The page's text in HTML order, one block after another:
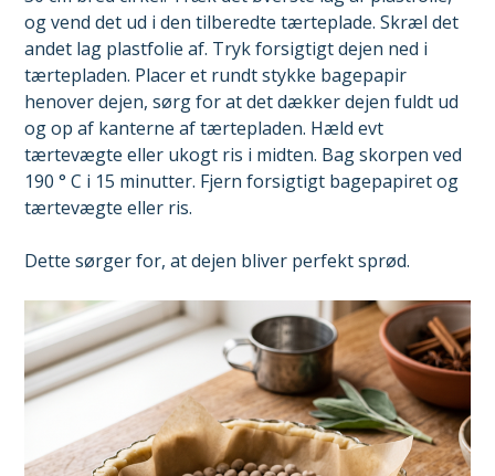
og vend det ud i den tilberedte tærteplade. Skræl det
andet lag plastfolie af. Tryk forsigtigt dejen ned i
tærtepladen. Placer et rundt stykke bagepapir ​​
henover dejen, sørg for at det dækker dejen fuldt ud
og op af kanterne af tærtepladen. Hæld evt
tærtevægte eller ukogt ris i midten. Bag skorpen ved
190 ° C i 15 minutter. Fjern forsigtigt bagepapiret og
tærtevægte eller ris.
Dette sørger for, at dejen bliver perfekt sprød.